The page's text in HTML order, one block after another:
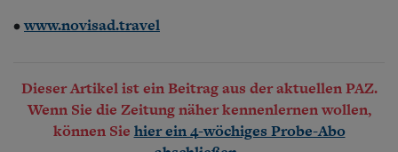
•www.novisad.travel
Dieser Artikel ist ein Beitrag aus der aktuellen PAZ.
Wenn Sie die Zeitung näher kennenlernen wollen,
können Sie hier ein 4-wöchiges Probe-Abo